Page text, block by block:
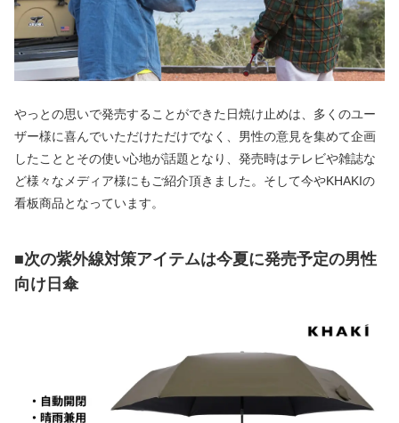
やっとの思いで発売することができた日焼け止めは、多くのユー
ザー様に喜んでいただけただけでなく、男性の意見を集めて企画
したこととその使い心地が話題となり、発売時はテレビや雑誌な
ど様々なメディア様にもご紹介頂きました。そして今やKHAKIの
看板商品となっています。
■次の紫外線対策アイテムは今夏に発売予定の男性
向け日傘